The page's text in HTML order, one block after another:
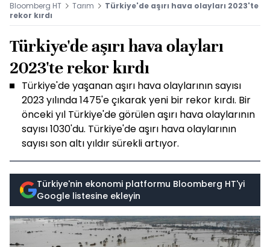
Bloomberg HT Tarım
Türkiye'de aşırı hava olayları 2023'te
rekor kırdı
Türkiye'de aşırı hava olayları
2023'te rekor kırdı
Türkiye'de yaşanan aşırı hava olaylarının sayısı
2023 yılında 1475'e çıkarak yeni bir rekor kırdı. Bir
önceki yıl Türkiye'de görülen aşırı hava olaylarının
sayısı 1030'du. Türkiye'de aşırı hava olaylarının
sayısı son altı yıldır sürekli artıyor.
Türkiye'nin ekonomi platformu Bloomberg HT'yi
Google listesine ekleyin